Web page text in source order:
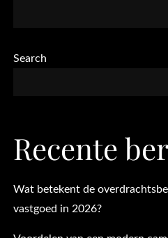
Search
Recente
Wat betekent de
vastgoed in 2026?